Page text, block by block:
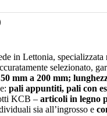
in Lettonia, specializzata
selezionato,
mm a 200 mm;
pali appuntiti, pali con
KCB – articoli in legno
sia all’ingrosso e